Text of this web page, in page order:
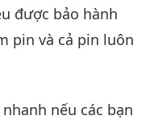
được bảo hành
pin và cả pin luôn
nếu các bạn